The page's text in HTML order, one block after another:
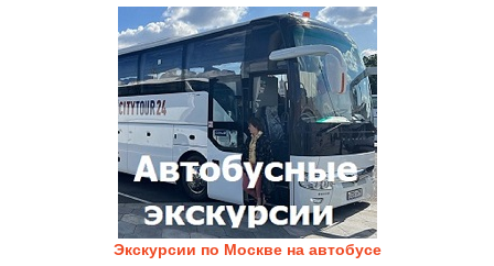
Экскурсии по Москве на автобусе